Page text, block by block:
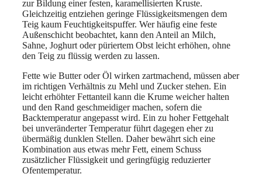
zur Bildung einer festen, karamellisierten Kruste.
Gleichzeitig entziehen geringe Flüssigkeitsmengen dem
Teig kaum Feuchtigkeitspuffer. Wer häufig eine feste
Außenschicht beobachtet, kann den Anteil an Milch,
Sahne, Joghurt oder püriertem Obst leicht erhöhen, ohne
den Teig zu flüssig werden zu lassen.
Fette wie Butter oder Öl wirken zartmachend, müssen aber
im richtigen Verhältnis zu Mehl und Zucker stehen. Ein
leicht erhöhter Fettanteil kann die Krume weicher halten
und den Rand geschmeidiger machen, sofern die
Backtemperatur angepasst wird. Ein zu hoher Fettgehalt
bei unveränderter Temperatur führt dagegen eher zu
übermäßig dunklen Stellen. Daher bewährt sich eine
Kombination aus etwas mehr Fett, einem Schuss
zusätzlicher Flüssigkeit und geringfügig reduzierter
Ofentemperatur.